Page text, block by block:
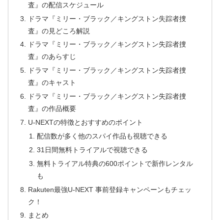
査』の配信スケジュール
ドラマ『ミリー・ブラック／キングストン失踪者捜
査』の見どころ解説
ドラマ『ミリー・ブラック／キングストン失踪者捜
査』のあらすじ
ドラマ『ミリー・ブラック／キングストン失踪者捜
査』のキャスト
ドラマ『ミリー・ブラック／キングストン失踪者捜
査』の作品概要
U-NEXTの特徴とおすすめのポイント
配信数が多く他のスパイ作品も視聴できる
31日間無料トライアルで視聴できる
無料トライアル特典の600ポイントで新作レンタル
も
Rakuten最強U-NEXT 事前登録キャンペーンもチェッ
ク！
まとめ